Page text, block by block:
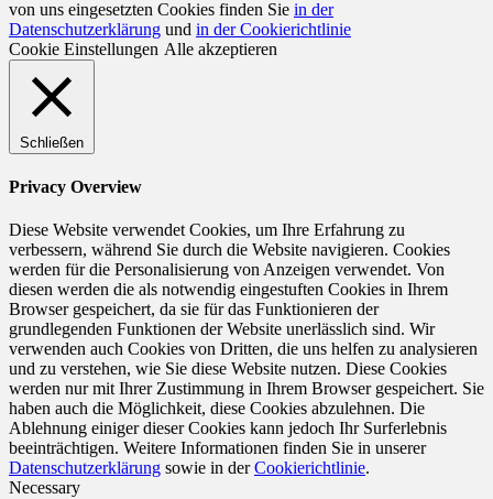
von uns eingesetzten Cookies finden Sie in der
Datenschutzerklärung und in der Cookierichtlinie
Cookie Einstellungen Alle akzeptieren
Schließen
Privacy Overview
Diese Website verwendet Cookies, um Ihre Erfahrung zu
verbessern, während Sie durch die Website navigieren. Cookies
werden für die Personalisierung von Anzeigen verwendet. Von
diesen werden die als notwendig eingestuften Cookies in Ihrem
Browser gespeichert, da sie für das Funktionieren der
grundlegenden Funktionen der Website unerlässlich sind. Wir
verwenden auch Cookies von Dritten, die uns helfen zu analysieren
und zu verstehen, wie Sie diese Website nutzen. Diese Cookies
werden nur mit Ihrer Zustimmung in Ihrem Browser gespeichert. Sie
haben auch die Möglichkeit, diese Cookies abzulehnen. Die
Ablehnung einiger dieser Cookies kann jedoch Ihr Surferlebnis
beeinträchtigen. Weitere Informationen finden Sie in unserer
Datenschutzerklärung sowie in derCookierichtlinie.
Necessary